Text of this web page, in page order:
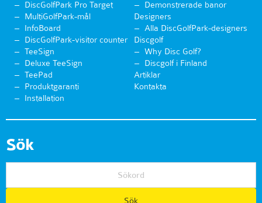
DiscGolfPark Pro Target
MultiGolfPark-mål
InfoBoard
DiscGolfPark-visitor counter
TeeSign
Deluxe TeeSign
TeePad
Produktgaranti
Installation
Demonstrerade banor
Designers
Alla DiscGolfPark-designers
Discgolf
Why Disc Golf?
Discgolf i Finland
Artiklar
Kontakta
Sök